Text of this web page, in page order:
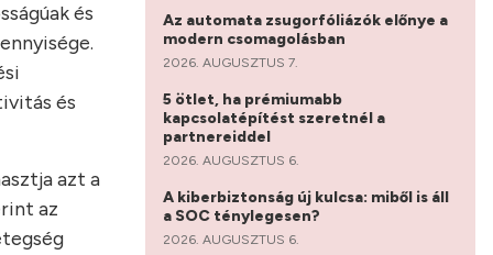
és
és
azt a
az
Az automata zsugorfóliázók előnye a
modern csomagolásban
2026. AUGUSZTUS 7.
5 ötlet, ha prémiumabb
kapcsolatépítést szeretnél a
partnereiddel
2026. AUGUSZTUS 6.
A kiberbiztonság új kulcsa: miből is áll
a SOC ténylegesen?
2026. AUGUSZTUS 6.